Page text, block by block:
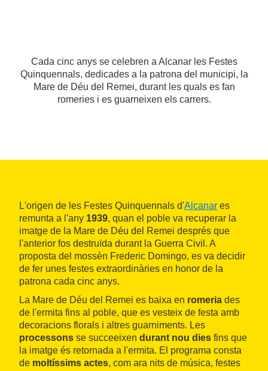
Cada cinc anys se celebren a Alcanar les Festes
Quinquennals, dedicades a la patrona del municipi, la
Mare de Déu del Remei, durant les quals es fan
romeries i es guarneixen els carrers.
L'origen de les Festes Quinquennals d'Alcanar es
remunta a l'any 1939, quan el poble va recuperar la
imatge de la Mare de Déu del Remei després que
l'anterior fos destruïda durant la Guerra Civil. A
proposta del mossèn Frederic Domingo, es va decidir
de fer unes festes extraordinàries en honor de la
patrona cada cinc anys.
La Mare de Déu del Remei es baixa en romeria des
de l'ermita fins al poble, que es vesteix de festa amb
decoracions florals i altres guarniments. Les
processons se succeeixen durant nou dies fins que
la imatge és retornada a l'ermita. El programa consta
de moltíssims actes, com ara nits de música, festes